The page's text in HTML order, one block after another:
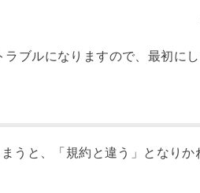
ブルになりますので、最初に
うと、「規約と違う」となりか